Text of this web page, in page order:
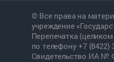
© Все права на
учреждение
Перепечатка
по телефону +7 (8422)
Свидетельство ИА №